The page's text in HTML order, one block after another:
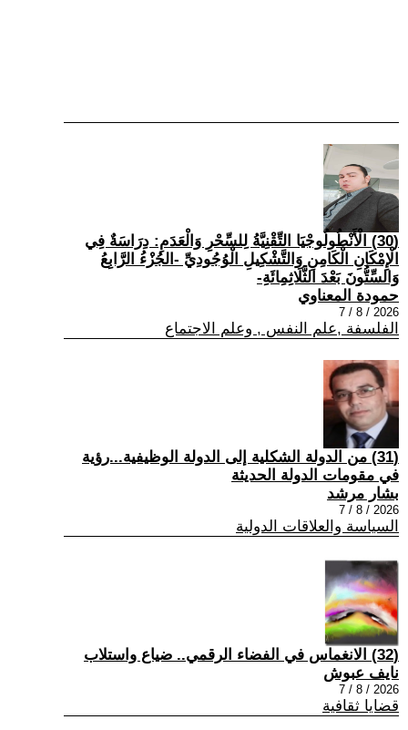
(30) الْأَنْطُولُوجْيَا التِّقْنِيَّةُ لِلسِّحْرِ وَالْعَدَمِ: دِرَاسَةٌ فِي
الْإِمْكَانِ الْكَامِنِ وَالتَّشْكِيلِ الْوُجُودِيِّ -الجُزْءُ الرَّابِعُ
وَالسِّتُّونَ بَعْدَ الثَّلَاثِمِائَةِ-
حمودة المعناوي
2026 / 8 / 7
الفلسفة ,علم النفس , وعلم الاجتماع
(31) من الدولة الشكلية إلى الدولة الوظيفية...رؤية
في مقومات الدولة الحديثة
بشار مرشد
2026 / 8 / 7
السياسة والعلاقات الدولية
(32) الانغماس في الفضاء الرقمي.. ضياع واستلاب
نايف عبوش
2026 / 8 / 7
قضايا ثقافية